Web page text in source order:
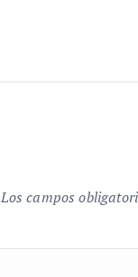
Los campos